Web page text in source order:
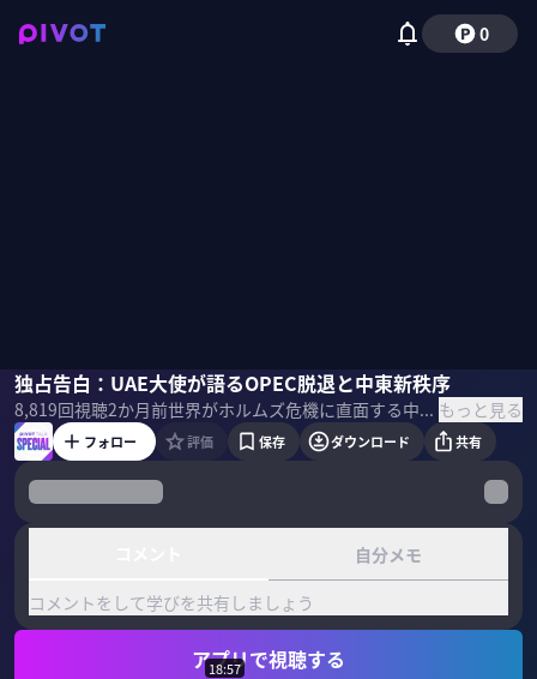
0
独占告白：UAE大使が語るOPEC脱退と中東新秩序
8,819回視聴2か月前 世界がホルムズ危機に直面する中、日本にとっての最大の原油供給国であるUAEは今何を考えているのか。突如封じられたOPEC脱退の決定とは何だったのか。日本の安全保障への影響と新秩序の行方を、UAEのアルファヒーム駐日大使が語った。 ※日本語吹き替え、専門家解説つきの完全版は来週公開予定。 ＜ゲスト＞ シハブ アフメド モハメド アルファヒーム｜ 駐日アラブ首長国連邦特命全権大使 アブダビ首長国アル・アイン市出身。アブダビ国営石油会社やアブダビイスラミック銀行で勤務した後アブダビ皇太子府副儀典長や外務国際協力省外務大臣付メディア担当参事官などを経て、2021年より現職。 ＜目次＞ もっと見る
シハブアフメドモハメドアルファヒーム小手森千紗
フォロー 評価 保存 ダウンロード 共有
自分メモ
コメントをして学びを共有しましょう
アプリで視聴する
18:57